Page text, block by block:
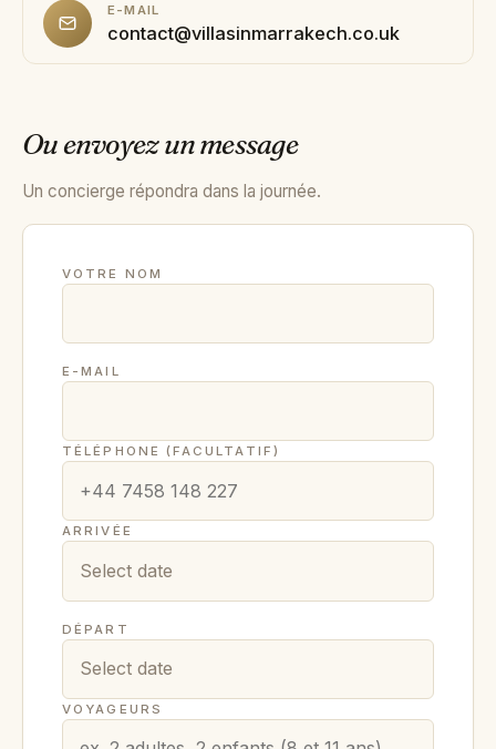
AFRIQUE +212 696 991 527
EN FR
E-MAIL
contact@villasinmarrakech.co.uk
Ou envoyez un message
Un concierge répondra dans la journée.
VOTRE NOM
E-MAIL
TÉLÉPHONE (FACULTATIF)
ARRIVÉE
DÉPART
VOYAGEURS